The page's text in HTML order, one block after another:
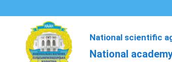
National scientific
National